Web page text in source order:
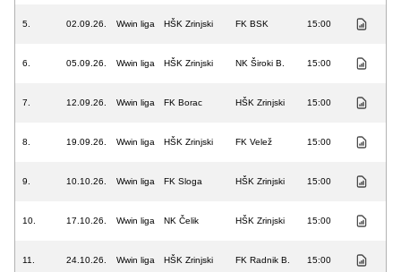
5. 02.09.26. Wwin liga HŠK Zrinjski FK BSK 15:00
6. 05.09.26. Wwin liga HŠK Zrinjski NK Široki B. 15:00
7. 12.09.26. Wwin liga FK Borac HŠK Zrinjski 15:00
8. 19.09.26. Wwin liga HŠK Zrinjski FK Velež 15:00
9. 10.10.26. Wwin liga FK Sloga HŠK Zrinjski 15:00
10. 17.10.26. Wwin liga NK Čelik HŠK Zrinjski 15:00
11. 24.10.26. Wwin liga HŠK Zrinjski FK Radnik B. 15:00